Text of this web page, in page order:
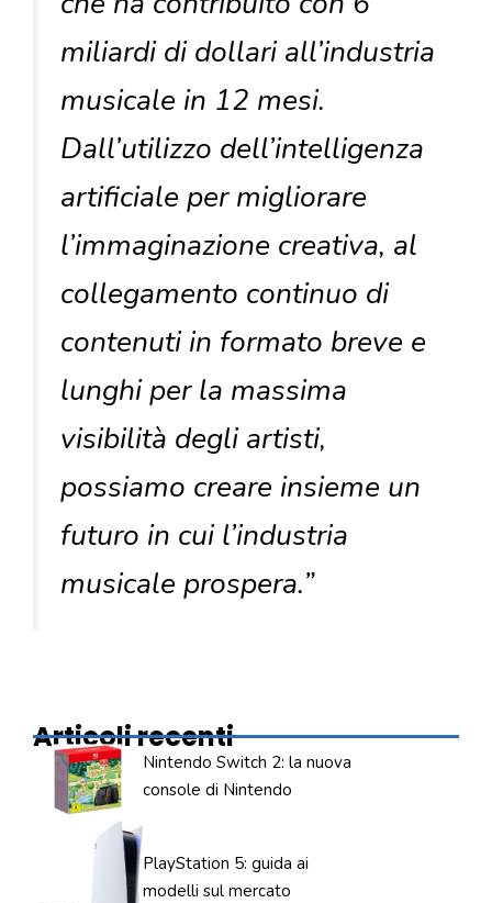
miliardi di dollari all’industria
musicale in 12 mesi.
Dall’utilizzo dell’intelligenza
artificiale per migliorare
l’immaginazione creativa, al
collegamento continuo di
contenuti in formato breve e
lunghi per la massima
visibilità degli artisti,
possiamo creare insieme un
futuro in cui l’industria
musicale prospera.”
Articoli recenti
Nintendo Switch 2: la nuova
console di Nintendo
PlayStation 5: guida ai
modelli sul mercato